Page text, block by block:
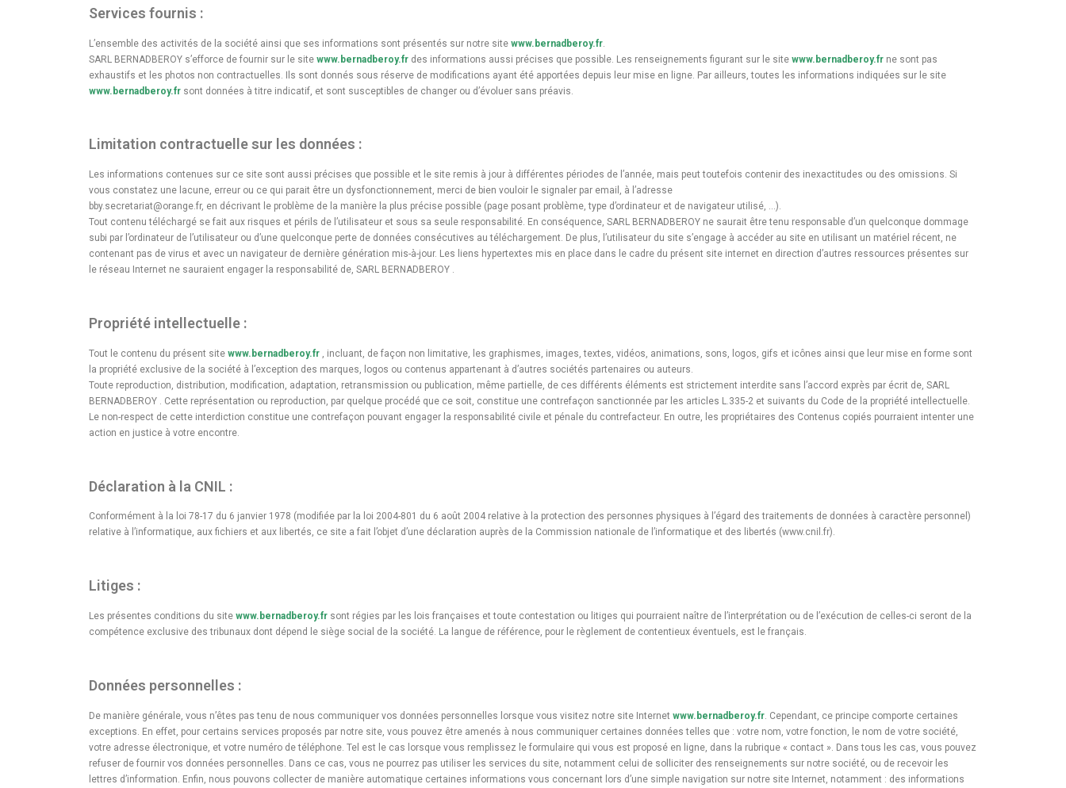
Services fournis :
L’ensemble des activités de la société ainsi que ses informations sont présentés sur notre site www.bernadberoy.fr
SARL BERNADBEROY s’efforce de fournir sur le site www.bernadberoy.fr des informations aussi précises que possible. Les renseignements figurant sur le site www.bernadberoy.fr ne sont pas
exhaustifs et les photos non contractuelles. Ils sont donnés sous réserve de modifications ayant été apportées depuis leur mise en ligne. Par ailleurs, toutes les informations indiquées sur le site
www.bernadberoy.fr sont données à titre indicatif, et sont susceptibles de changer ou d’évoluer sans préavis.
Limitation contractuelle sur les données :
Les informations contenues sur ce site sont aussi précises que possible et le site remis à jour à différentes périodes de l’année, mais peut toutefois contenir des inexactitudes ou des omissions. Si
vous constatez une lacune, erreur ou ce qui parait être un dysfonctionnement, merci de bien vouloir le signaler par email, à l’adresse
bby.secretariat@orange.fr, en décrivant le problème de la manière la plus précise possible (page posant problème, type d’ordinateur et de navigateur utilisé, …).
Tout contenu téléchargé se fait aux risques et périls de l’utilisateur et sous sa seule responsabilité. En conséquence, SARL BERNADBEROY ne saurait être tenu responsable d’un quelconque dommage
subi par l’ordinateur de l’utilisateur ou d’une quelconque perte de données consécutives au téléchargement. De plus, l’utilisateur du site s’engage à accéder au site en utilisant un matériel récent, ne
contenant pas de virus et avec un navigateur de dernière génération mis-à-jour. Les liens hypertextes mis en place dans le cadre du présent site internet en direction d’autres ressources présentes sur
le réseau Internet ne sauraient engager la responsabilité de, SARL BERNADBEROY .
Propriété intellectuelle :
Tout le contenu du présent site www.bernadberoy.fr , incluant, de façon non limitative, les graphismes, images, textes, vidéos, animations, sons, logos, gifs et icônes ainsi que leur mise en forme sont
la propriété exclusive de la société à l’exception des marques, logos ou contenus appartenant à d’autres sociétés partenaires ou auteurs.
Toute reproduction, distribution, modification, adaptation, retransmission ou publication, même partielle, de ces différents éléments est strictement interdite sans l’accord exprès par écrit de, SARL
BERNADBEROY . Cette représentation ou reproduction, par quelque procédé que ce soit, constitue une contrefaçon sanctionnée par les articles L.335-2 et suivants du Code de la propriété intellectuelle.
Le non-respect de cette interdiction constitue une contrefaçon pouvant engager la responsabilité civile et pénale du contrefacteur. En outre, les propriétaires des Contenus copiés pourraient intenter une
action en justice à votre encontre.
Déclaration à la CNIL :
Conformément à la loi 78-17 du 6 janvier 1978 (modifiée par la loi 2004-801 du 6 août 2004 relative à la protection des personnes physiques à l’égard des traitements de données à caractère personnel)
relative à l’informatique, aux fichiers et aux libertés, ce site a fait l’objet d’une déclaration auprès de la Commission nationale de l’informatique et des libertés (www.cnil.fr).
Litiges :
Les présentes conditions du site www.bernadberoy.fr sont régies par les lois françaises et toute contestation ou litiges qui pourraient naître de l’interprétation ou de l’exécution de celles-ci seront de la
compétence exclusive des tribunaux dont dépend le siège social de la société. La langue de référence, pour le règlement de contentieux éventuels, est le français.
Données personnelles :
De manière générale, vous n’êtes pas tenu de nous communiquer vos données personnelles lorsque vous visitez notre site Internet www.bernadberoy.fr . Cependant, ce principe comporte certaines
exceptions. En effet, pour certains services proposés par notre site, vous pouvez être amenés à nous communiquer certaines données telles que : votre nom, votre fonction, le nom de votre société,
votre adresse électronique, et votre numéro de téléphone. Tel est le cas lorsque vous remplissez le formulaire qui vous est proposé en ligne, dans la rubrique « contact ». Dans tous les cas, vous pouvez
refuser de fournir vos données personnelles. Dans ce cas, vous ne pourrez pas utiliser les services du site, notamment celui de solliciter des renseignements sur notre société, ou de recevoir les
lettres d’information. Enfin, nous pouvons collecter de manière automatique certaines informations vous concernant lors d’une simple navigation sur notre site Internet, notamment : des informations